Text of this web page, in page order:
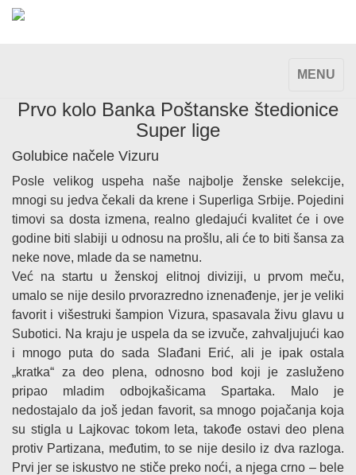
TOGGLE
MENU
Prvo kolo Banka Poštanske štedionice
Super lige
Golubice načele Vizuru
Posle velikog uspeha naše najbolje ženske selekcije,
mnogi su jedva čekali da krene i Superliga Srbije. Pojedini
timovi sa dosta izmena, realno gledajući kvalitet će i ove
godine biti slabiji u odnosu na prošlu, ali će to biti šansa za
neke nove, mlade da se nametnu.
Već na startu u ženskoj elitnoj diviziji, u prvom meču,
umalo se nije desilo prvorazredno iznenađenje, jer je veliki
favorit i višestruki šampion Vizura, spasavala živu glavu u
Subotici. Na kraju je uspela da se izvuče, zahvaljujući kao
i mnogo puta do sada Slađani Erić, ali je ipak ostala
„kratka“ za deo plena, odnosno bod koji je zasluženo
pripao mladim odbojkašicama Spartaka. Malo je
nedostajalo da još jedan favorit, sa mnogo pojačanja koja
su stigla u Lajkovac tokom leta, takođe ostavi deo plena
protiv Partizana, međutim, to se nije desilo iz dva razloga.
Prvi jer se iskustvo ne stiče preko noći, a njega crno – bele